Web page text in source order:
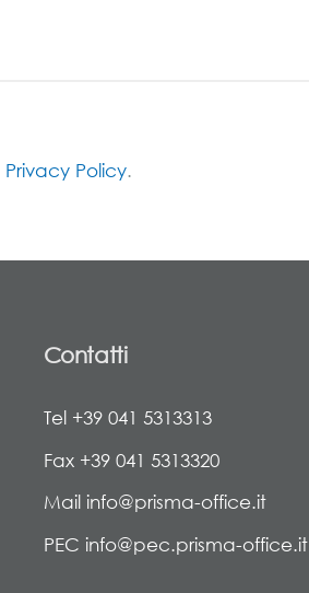
Privacy Policy.
Contatti
Tel +39 041 5313313
Fax +39 041 5313320
Mail info@prisma-office.it
PEC info@pec.prisma-office.it